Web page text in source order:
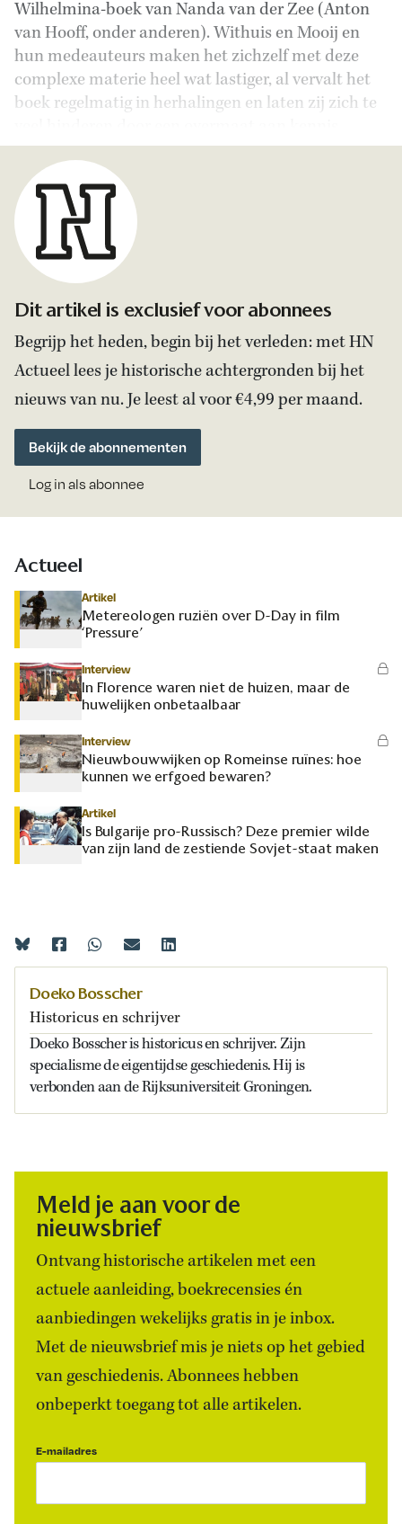
Wilhelmina-boek van Nanda van der Zee (Anton
van Hooff, onder anderen). Withuis en Mooij en
hun medeauteurs maken het zichzelf met deze
complexe materie heel wat lastiger, al vervalt het
boek regelmatig in herhalingen en laten zij zich te
Dit artikel is exclusief voor abonnees
Begrijp het heden, begin bij het verleden: met HN
Actueel lees je historische achtergronden bij het
nieuws van nu. Je leest al voor €4,99 per maand.
Bekijk de abonnementen
Log in als abonnee
Actueel
Artikel
Metereologen ruziën over D-Day in film
‘Pressure’
Interview
In Florence waren niet de huizen, maar de
huwelijken onbetaalbaar
Interview
Nieuwbouwwijken op Romeinse ruïnes: hoe
kunnen we erfgoed bewaren?
Artikel
Is Bulgarije pro-Russisch? Deze premier wilde
van zijn land de zestiende Sovjet-staat maken
Doeko Bosscher
Historicus en schrijver
Doeko Bosscher is historicus en schrijver. Zijn
specialisme de eigentijdse geschiedenis. Hij is
verbonden aan de Rijksuniversiteit Groningen.
Meld je aan voor de
nieuwsbrief
Ontvang historische artikelen met een
actuele aanleiding, boekrecensies én
aanbiedingen wekelijks gratis in je inbox.
Met de nieuwsbrief mis je niets op het gebied
van geschiedenis. Abonnees hebben
onbeperkt toegang tot alle artikelen.
E-mailadres